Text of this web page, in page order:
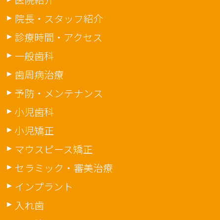
院長・スタッフ紹介
診療時間・アクセス
一般歯科
歯周病治療
予防・メンテナンス
小児歯科
小児矯正
マウスピース矯正
セラミック・審美治療
インプラント
入れ歯